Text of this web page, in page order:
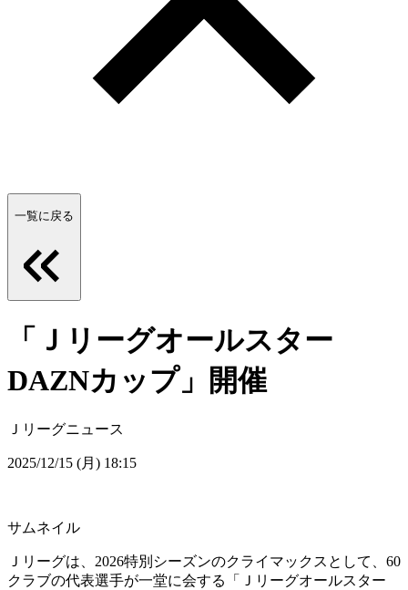
一覧に戻る
「Ｊリーグオールスター
DAZNカップ」開催
Ｊリーグニュース
2025/12/15 (月) 18:15
サムネイル
Ｊリーグは、2026特別シーズンのクライマックスとして、60
クラブの代表選手が一堂に会する「Ｊリーグオールスター